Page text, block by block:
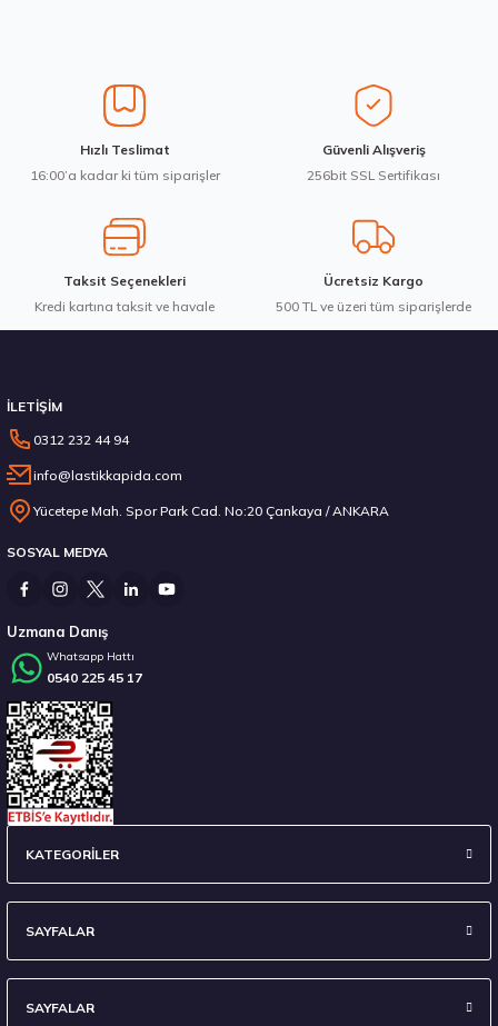
Ürün bilgilerinde hatalar bulunuyor.
Ürün fiyatı diğer sitelerden daha pahalı.
Bu ürüne benzer farklı alternatifler olmalı.
Goodyear 205/55R16 91V Eagle Sport 2 Yaz 2026
3.514,16 ₺
Stokta 12 Adet
Hızlı Teslimat
16:00’a kadar ki tüm siparişler
Güvenli Alışveriş
256bit SSL Sertifikası
Taksit Seçenekleri
Kredi kartına taksit ve havale
Ücretsiz Kargo
500 TL ve üzeri tüm siparişlerde
İLETİŞİM
0312 232 44 94
info@lastikkapida.com
Yücetepe Mah. Spor Park Cad. No:20 Çankaya / ANKARA
SOSYAL MEDYA
Uzmana Danış
Whatsapp Hattı
0540 225 45 17
KATEGORİLER
SAYFALAR
SAYFALAR